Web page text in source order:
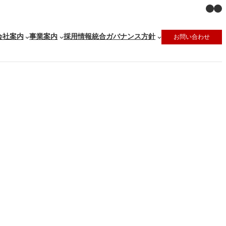
X
社案内 事業案内 採用情報統合ガバナンス方針 お問い合わせ